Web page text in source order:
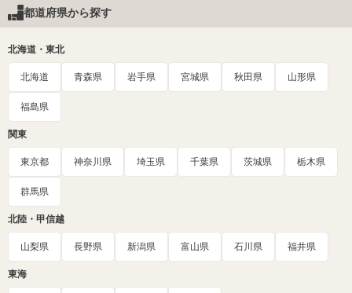
都道府県から探す
北海道・東北
北海道 青森県 岩手県 宮城県 秋田県 山形県
福島県
関東
東京都 神奈川県 埼玉県 千葉県 茨城県 栃木県
群馬県
北陸・甲信越
山梨県 長野県 新潟県 富山県 石川県 福井県
東海